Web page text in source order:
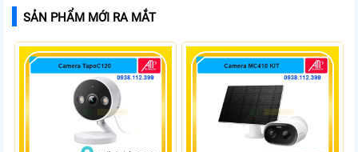
SẢN PHẨM MỚI RA MẮT